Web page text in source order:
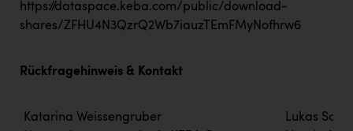
https://dataspace.keba.com/public/download-
shares/ZFHU4N3QzrQ2Wb7iauzTEmFMyNofhrw6
Rückfragehinweis & Kontakt
Katarina Weissengruber
Lukas